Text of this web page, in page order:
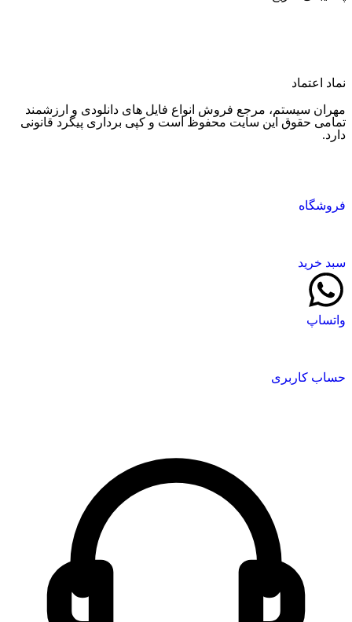
نماد اعتماد
مهران سیستم، مرجع فروش انواع فایل های دانلودی و ارزشمند
تمامی حقوق این سایت محفوظ است و کپی برداری پیگرد قانونی
دارد.
فروشگاه
سبد خرید
واتساپ
حساب کاربری